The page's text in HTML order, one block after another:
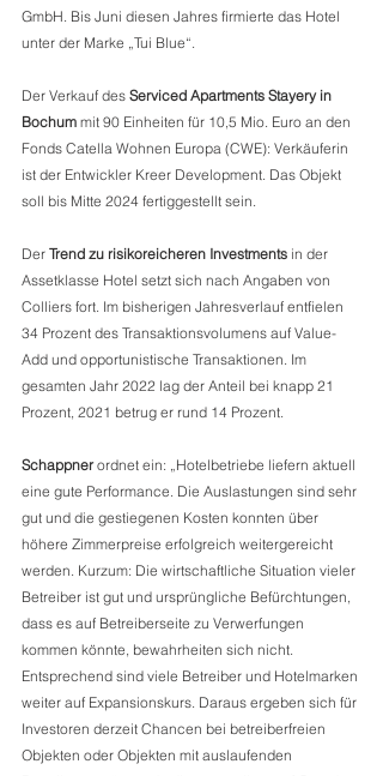
GmbH. Bis Juni diesen Jahres firmierte das Hotel
unter der Marke „Tui Blue“.
Der Verkauf des Serviced Apartments Stayery in
Bochum mit 90 Einheiten für 10,5 Mio. Euro an den
Fonds Catella Wohnen Europa (CWE): Verkäuferin
ist der Entwickler Kreer Development. Das Objekt
soll bis Mitte 2024 fertiggestellt sein.
Der Trend zu risikoreicheren Investments in der
Assetklasse Hotel setzt sich nach Angaben von
Colliers fort. Im bisherigen Jahresverlauf entfielen
34 Prozent des Transaktionsvolumens auf Value-
Add und opportunistische Transaktionen. Im
gesamten Jahr 2022 lag der Anteil bei knapp 21
Prozent, 2021 betrug er rund 14 Prozent.
Schappner ordnet ein: „Hotelbetriebe liefern aktuell
eine gute Performance. Die Auslastungen sind sehr
gut und die gestiegenen Kosten konnten über
höhere Zimmerpreise erfolgreich weitergereicht
werden. Kurzum: Die wirtschaftliche Situation vieler
Betreiber ist gut und ursprüngliche Befürchtungen,
dass es auf Betreiberseite zu Verwerfungen
kommen könnte, bewahrheiten sich nicht.
Entsprechend sind viele Betreiber und Hotelmarken
weiter auf Expansionskurs. Daraus ergeben sich für
Investoren derzeit Chancen bei betreiberfreien
Objekten oder Objekten mit auslaufenden